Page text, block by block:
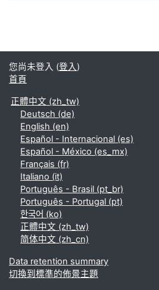
您尚未登入 (登入)
首頁
正體中文 ‎(zh_tw)‎
Deutsch ‎(de)‎
English ‎(en)‎
Español - Internacional ‎(es)‎
Español - México ‎(es_mx)‎
Français ‎(fr)‎
Italiano ‎(it)‎
Português - Brasil ‎(pt_br)‎
Português - Portugal ‎(pt)‎
한국어 ‎(ko)‎
正體中文 ‎(zh_tw)‎
简体中文 ‎(zh_cn)‎
Data retention summary
切換到標準的佈景主題